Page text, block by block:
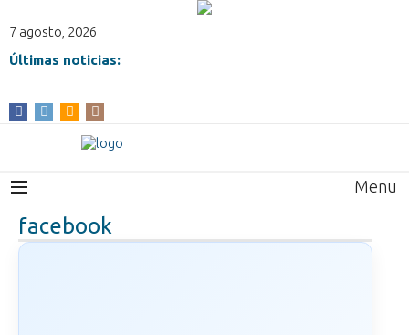
7 agosto, 2026
Últimas noticias:
Menu
facebook